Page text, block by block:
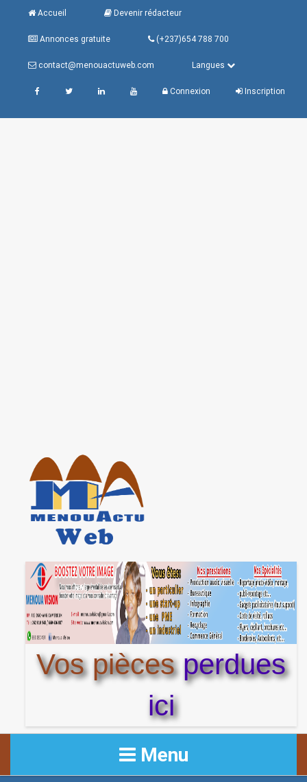
Accueil Devenir rédacteur
Annonces gratuite (+237)654 788 700
contact@menouactuweb.com Langues
Connexion Inscription
Vos piècesperdues
ici
Menu